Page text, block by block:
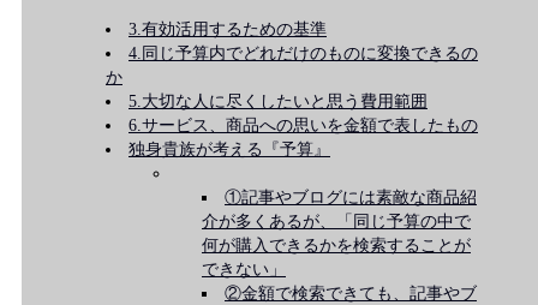
3.有効活用するための基準
4.同じ予算内でどれだけのものに変換できるの
か
5.大切な人に尽くしたいと思う費用範囲
6.サービス、商品への思いを金額で表したもの
独身貴族が考える『予算』
①記事やブログには素敵な商品紹
介が多くあるが、「同じ予算の中で
何が購入できるかを検索することが
できない」
②金額で検索できても、記事やブ